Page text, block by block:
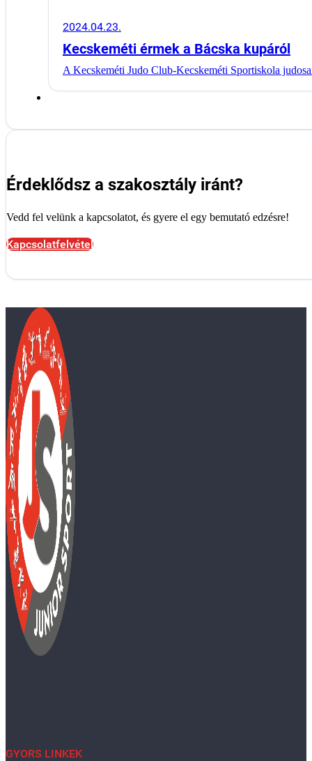
2024.04.23.
Kecskeméti érmek a Bácska kupáról
A Kecskeméti Judo Club-Kecskeméti Sportiskola
Érdeklődsz a szakosztály iránt?
Vedd fel velünk a kapcsolatot, és gyere el egy bemutató edzésre!
Kapcsolatfelvétel
GYORS LINKEK